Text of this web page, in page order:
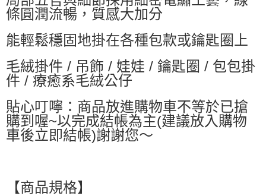
宅配
每筆NT$80，滿NT$799(含以上)免運費
國家/地區配送0330 查看運費
條圓潤流暢，質感大加分
能輕鬆穩固地掛在各種包款或鑰匙圈上
毛絨掛件 / 吊飾 / 娃娃 / 鑰匙圈 / 包包掛
件 / 療癒系毛絨公仔
貼心叮嚀：商品放進購物車不等於已搶
購到喔~以完成結帳為主(建議放入購物
車後立即結帳)謝謝您～
【商品規格】